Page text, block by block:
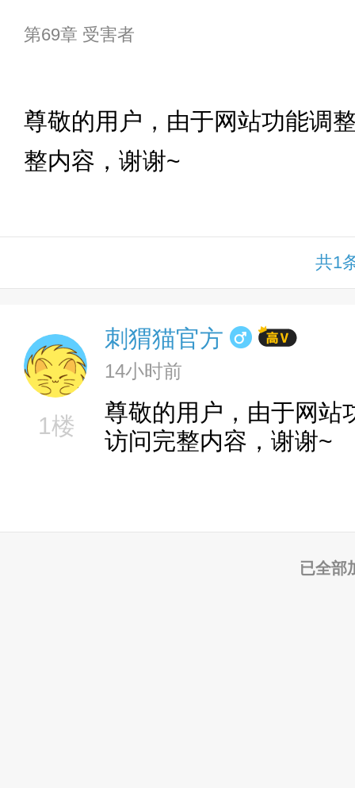
第69章 受害者
尊敬的用户，由于网站功能调
整内容，谢谢~
共1
1楼
刺猬猫官方
14小时前
尊敬的用户，由于网站
访问完整内容，谢谢~
已全部